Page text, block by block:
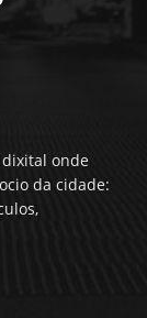
dixital onde
da cidade: